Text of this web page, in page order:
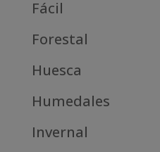
Fácil
Forestal
Huesca
Humedales
Invernal